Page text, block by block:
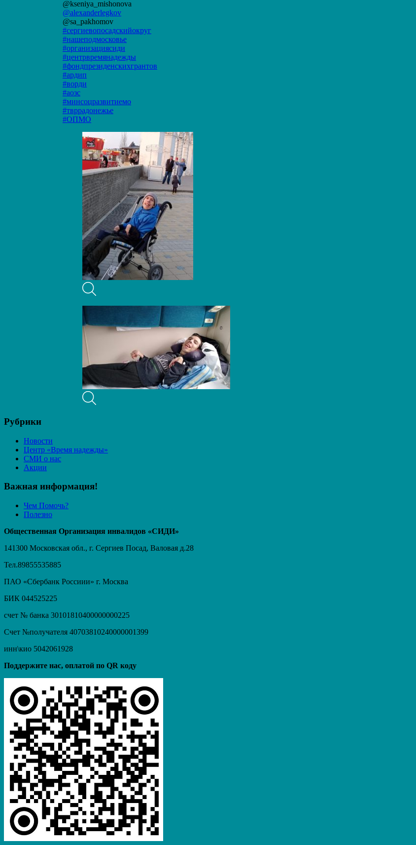
@kseniya_mishonova
@alexanderlegkov
@sa_pakhomov
#сергиевопосадскийокруг
#нашеподмосковье
#организациясиди
#центрвремянадежды
#фондпрезиденскихгрантов
#ардип
#ворди
#аозс
#минсоцразвитиемо
#твррадонежье
#ОПМО
Рубрики
Новости
Центр «Время надежды»
СМИ о нас
Акции
Важная информация!
Чем Помочь?
Полезно
Общественная Организация инвалидов «СИДИ»
141300 Московская обл., г. Сергиев Посад, Валовая д.28
Тел.89855535885
ПАО «Сбербанк Россиии» г. Москва
БИК 044525225
счет № банка 30101810400000000225
Счет №получателя 40703810240000001399
инн\кио 5042061928
Поддержите нас, оплатой по QR коду